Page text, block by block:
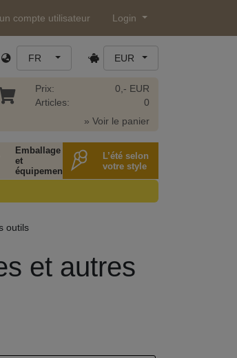
compte utilisateur Login
FR EUR
Prix:
Articles:
0,- EUR
0
» Voir le panier
Emballage
et
équipement
L’été selon
votre style
outils
et autres